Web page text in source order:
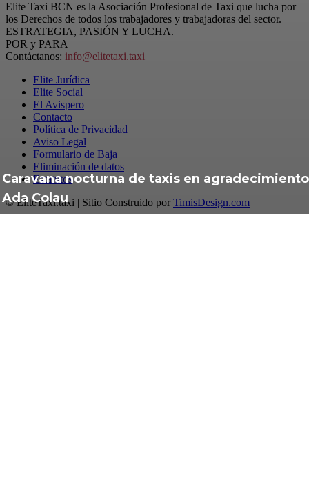
Caravana nocturna de taxis en
Ada Colau
Elite Taxi BCN es la Asociación Profesional de Taxi que lucha por
los Derechos de todos los trabajadores y trabajadoras del sector.
ESTRATEGIA, PASIÓN Y LUCHA.
POR y PARA
Contáctanos: info@elitetaxi.taxi
Elite Jurídica
Elite Social
El Avispero
Contacto
Política de Privacidad
Aviso Legal
Formulario de Baja
Eliminación de datos
Estatutos
© EliteTaxi.taxi | Sitio Construido por TimisDesign.com